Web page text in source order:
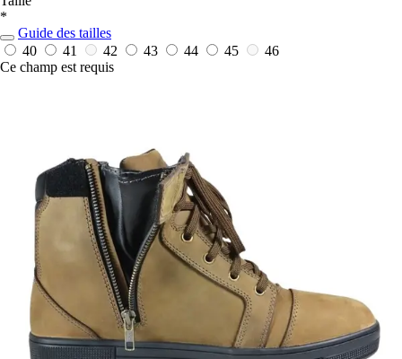
*
Guide des tailles
40
41 42 43 44 45
46
Ce champ est requis